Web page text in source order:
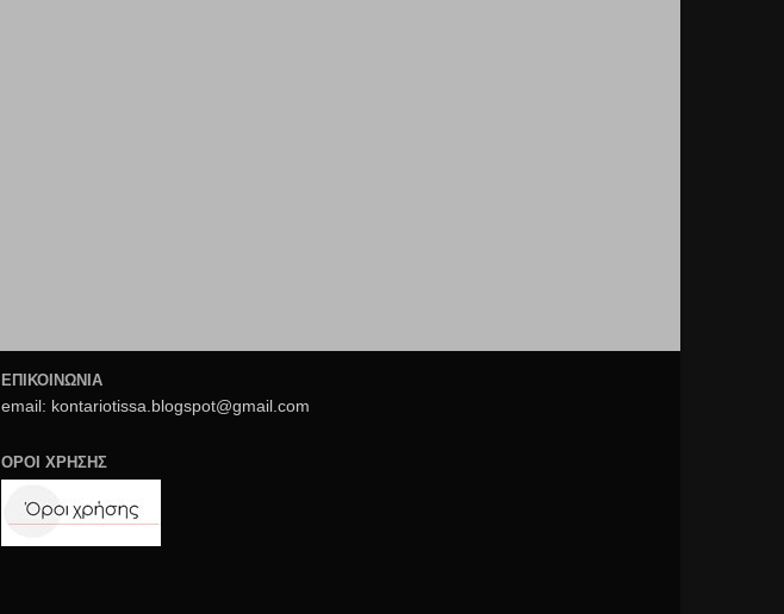
ΕΠΙΚΟΙΝΩΝΙΑ
email: kontariotissa.blogspot@gmail.com
ΟΡΟΙ ΧΡΗΣΗΣ